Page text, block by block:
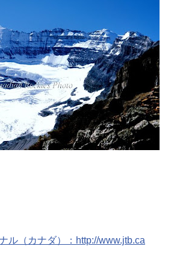
ル（カナダ）：http://www.jtb.ca